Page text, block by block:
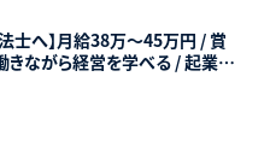
士へ】月給38万～45万円 / 賞
ながら経営を学べる / 起業育
会社